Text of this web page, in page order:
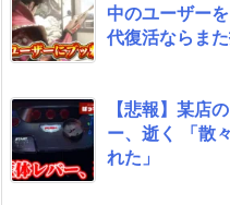
中のユーザー
代復活ならまた
【悲報】某店
ー、逝く 「散
れた」